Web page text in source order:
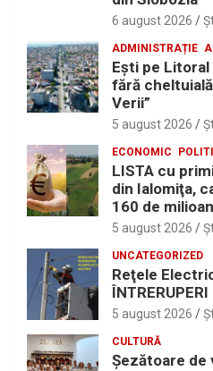
6 august 2026
ADMINISTRAȚIE
Eşti pe
fără
Verii”
5 august 2026
ECONOMIC
LISTA cu
din Ialomiţa,
160 de
5 august 2026
UNCATEGORIZED
Reţele
5 august 2026
CULTURĂ
Șezătoare de